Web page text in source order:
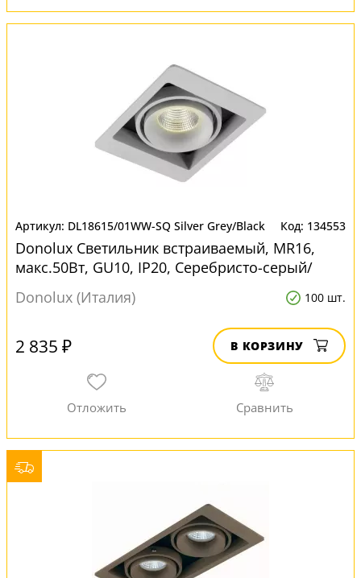
DL18615/01WW-SQ Silver Grey/Black 134553
Donolux Светильник встраиваемый, MR16,
макс.50Вт, GU10, IP20, Серебристо-серый/
черный, D127х105х95 м для натяжных
потолков
Donolux (Италия) 100 шт.
2 835 ₽ В КОРЗИНУ